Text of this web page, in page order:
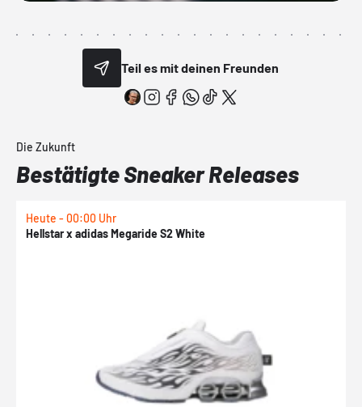
Teil es mit deinen Freunden
Die Zukunft
Bestätigte Sneaker Releases
Heute - 00:00 Uhr
Hellstar x adidas Megaride S2 White